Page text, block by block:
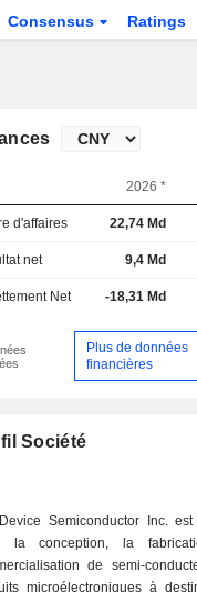
Consensus Ratings
2026 *
d'affaires 22,74 Md
net 9,4 Md
Net -18,31 Md
Plus de données
financières
Société
Semiconductor Inc.
la conception, la
de semi-
microélectroniques à